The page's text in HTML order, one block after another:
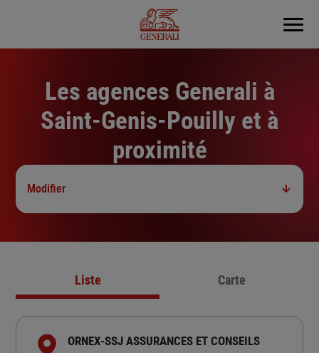
Menu
Les agences Generali à
Saint-Genis-Pouilly et à
proximité
Modifier
Liste Carte
ORNEX-SSJ ASSURANCES ET CONSEILS